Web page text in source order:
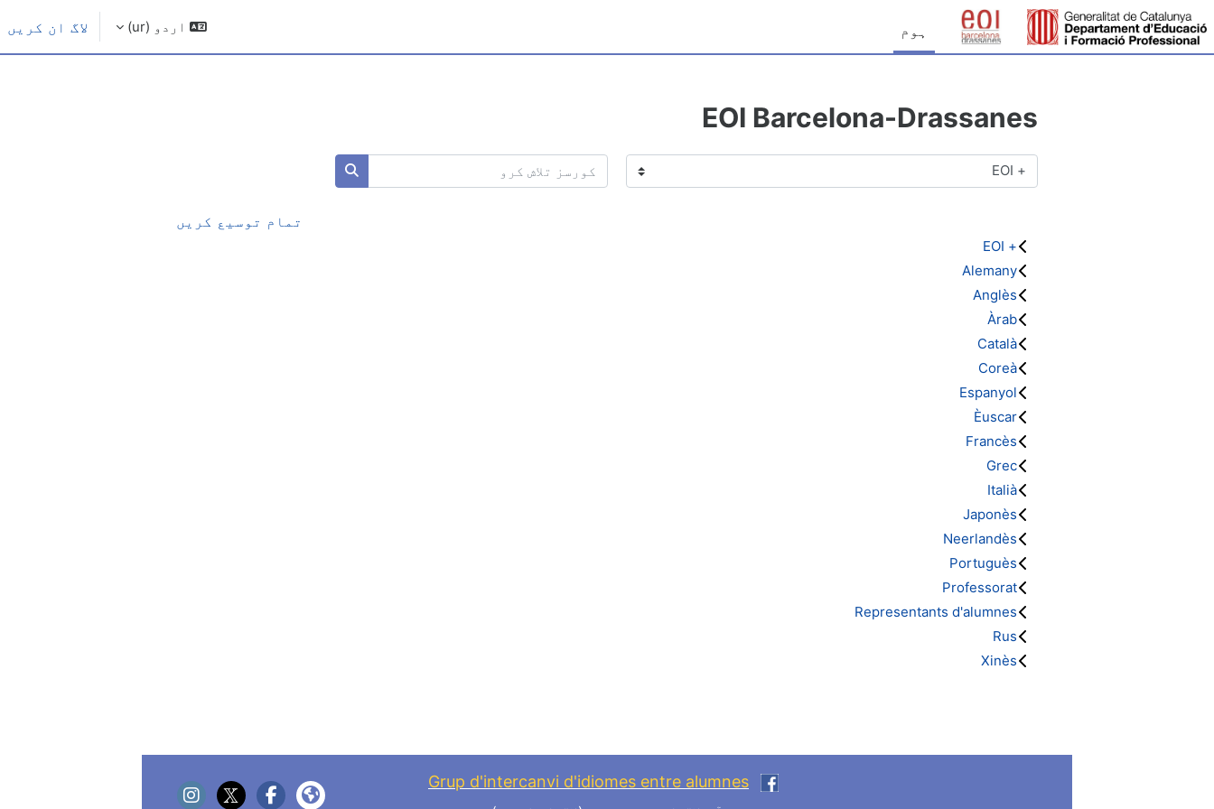
اصل مواد کی طرف جائیں
ہوم
اردو ‎(ur)‎ لاگ ان کریں
EOI Barcelona-Drassanes
کورس کی اقسام
کورسز تلاش کرو
کورسز تلاش کرو
تمام توسیع کریں
+ EOI
Alemany
Anglès
Àrab
Català
Coreà
Espanyol
Èuscar
Francès
Grec
Italià
Japonès
Neerlandès
Portuguès
Professorat
Representants d'alumnes
Rus
Xinès
Grup d'intercanvi d'idiomes entre alumnes